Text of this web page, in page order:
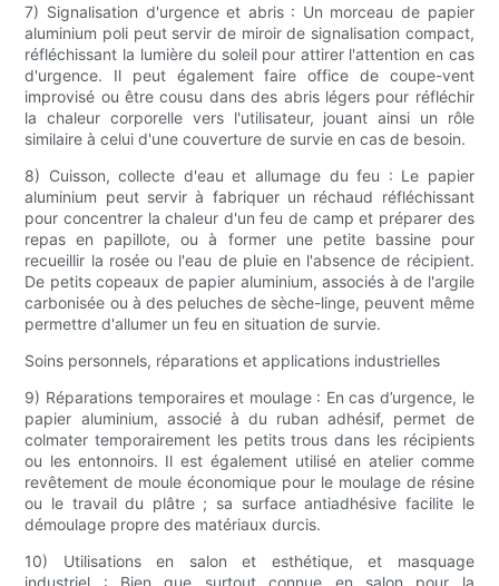
7) Signalisation d'urgence et abris : Un morceau de papier
aluminium poli peut servir de miroir de signalisation compact,
réfléchissant la lumière du soleil pour attirer l'attention en cas
d'urgence. Il peut également faire office de coupe-vent
improvisé ou être cousu dans des abris légers pour réfléchir
la chaleur corporelle vers l'utilisateur, jouant ainsi un rôle
similaire à celui d'une couverture de survie en cas de besoin.
8) Cuisson, collecte d'eau et allumage du feu : Le papier
aluminium peut servir à fabriquer un réchaud réfléchissant
pour concentrer la chaleur d'un feu de camp et préparer des
repas en papillote, ou à former une petite bassine pour
recueillir la rosée ou l'eau de pluie en l'absence de récipient.
De petits copeaux de papier aluminium, associés à de l'argile
carbonisée ou à des peluches de sèche-linge, peuvent même
permettre d'allumer un feu en situation de survie.
Soins personnels, réparations et applications industrielles
9) Réparations temporaires et moulage : En cas d’urgence, le
papier aluminium, associé à du ruban adhésif, permet de
colmater temporairement les petits trous dans les récipients
ou les entonnoirs. Il est également utilisé en atelier comme
revêtement de moule économique pour le moulage de résine
ou le travail du plâtre ; sa surface antiadhésive facilite le
démoulage propre des matériaux durcis.
10) Utilisations en salon et esthétique, et masquage
industriel : Bien que surtout connue en salon pour la